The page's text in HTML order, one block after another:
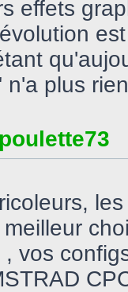
effets
n'a plus
poulette73
vos